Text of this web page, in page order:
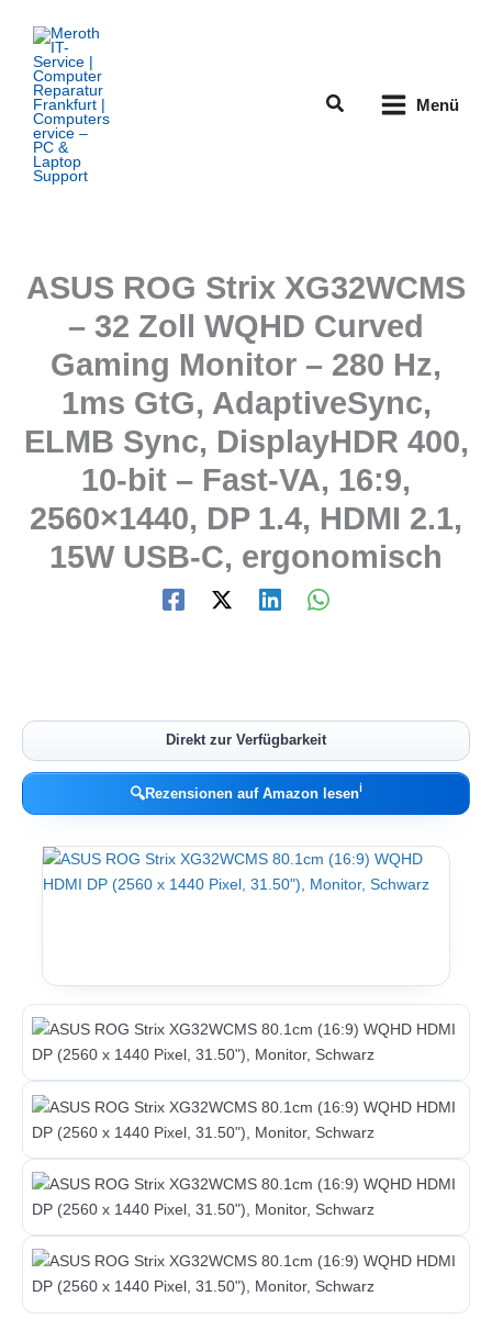
Inhalt
springen
Suchen Menü
ASUS ROG Strix XG32WCMS
– 32 Zoll WQHD Curved
Gaming Monitor – 280 Hz,
1ms GtG, AdaptiveSync,
ELMB Sync, DisplayHDR 400,
10-bit – Fast-VA, 16:9,
2560×1440, DP 1.4, HDMI 2.1,
15W USB-C, ergonomisch
Direkt zur Verfügbarkeit
🔍Rezensionen auf Amazon lesenℹ︎